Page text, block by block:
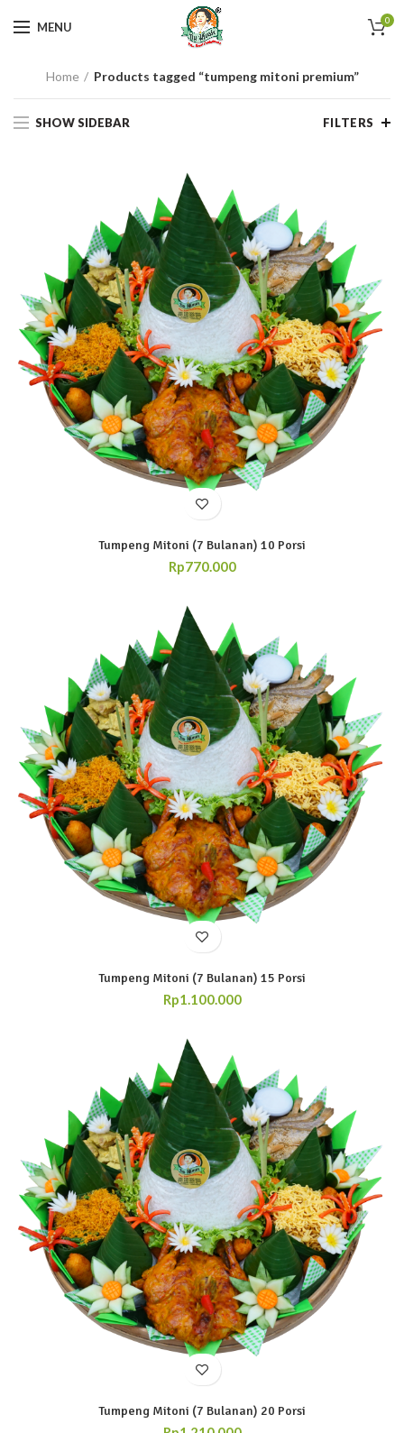
MENU 0
Home Products tagged “tumpeng mitoni premium”
SHOW SIDEBAR FILTERS
Tumpeng Mitoni (7 Bulanan) 10 Porsi
Rp770.000
Tumpeng Mitoni (7 Bulanan) 15 Porsi
Rp1.100.000
Tumpeng Mitoni (7 Bulanan) 20 Porsi